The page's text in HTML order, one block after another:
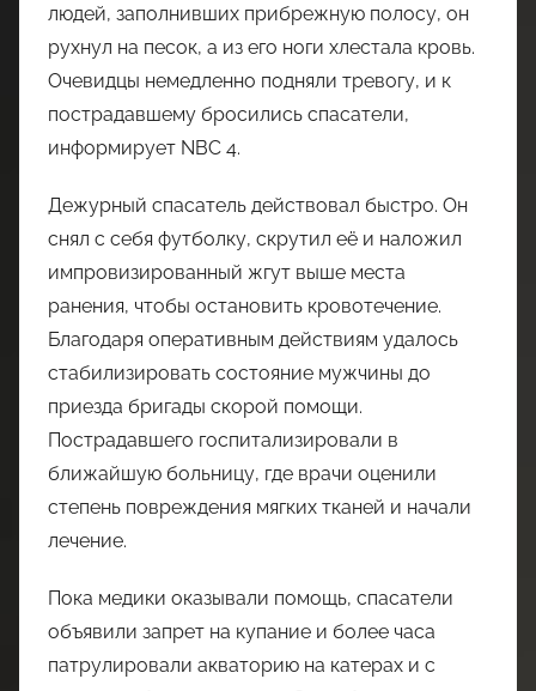
людей, заполнивших прибрежную полосу, он
рухнул на песок, а из его ноги хлестала кровь.
Очевидцы немедленно подняли тревогу, и к
пострадавшему бросились спасатели,
информирует NBC 4.
Дежурный спасатель действовал быстро. Он
снял с себя футболку, скрутил её и наложил
импровизированный жгут выше места
ранения, чтобы остановить кровотечение.
Благодаря оперативным действиям удалось
стабилизировать состояние мужчины до
приезда бригады скорой помощи.
Пострадавшего госпитализировали в
ближайшую больницу, где врачи оценили
степень повреждения мягких тканей и начали
лечение.
Пока медики оказывали помощь, спасатели
объявили запрет на купание и более часа
патрулировали акваторию на катерах и с